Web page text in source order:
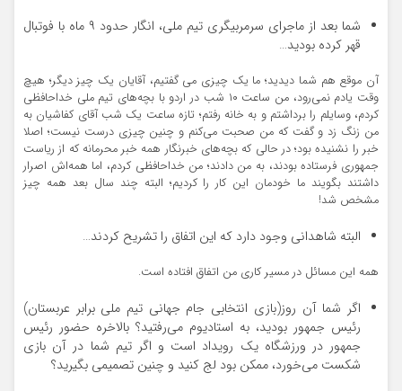
شما بعد از ماجرای سرمربیگری تیم ملی، انگار حدود ۹ ماه با فوتبال
قهر کرده بودید…
آن موقع هم شما دیدید؛ ما یک چیزی می گفتیم، آقایان یک چیز دیگر؛ هیچ
وقت یادم نمی‌رود، من ساعت ۱۰ شب در اردو با بچه‌های تیم ملی خداحافظی
کردم، وسایلم را برداشتم و به خانه رفتم؛ تازه ساعت یک شب آقای کفاشیان به
من زنگ زد و گفت که من صحبت می‌کنم و چنین چیزی درست نیست؛ اصلا
خبر را نشنیده بود؛ در حالی که بچه‌های خبرنگار همه خبر محرمانه که از ریاست
جمهوری فرستاده بودند، به من دادند؛ من خداحافظی کردم، اما همه‌اش اصرار
داشتند بگویند ما خودمان این کار را کردیم؛ البته چند سال بعد همه چیز
مشخص شد!
البته شاهدانی وجود دارد که این اتفاق را تشریح کردند…
همه این مسائل در مسیر کاری من اتفاق افتاده است.
اگر شما آن روز(بازی انتخابی جام جهانی تیم ملی برابر عربستان)
رئیس جمهور بودید، به استادیوم می‌رفتید؟ بالاخره حضور رئیس
جمهور در ورزشگاه یک رویداد است و اگر تیم شما در آن بازی
شکست می‌خورد، ممکن بود لج کنید و چنین تصمیمی بگیرید؟